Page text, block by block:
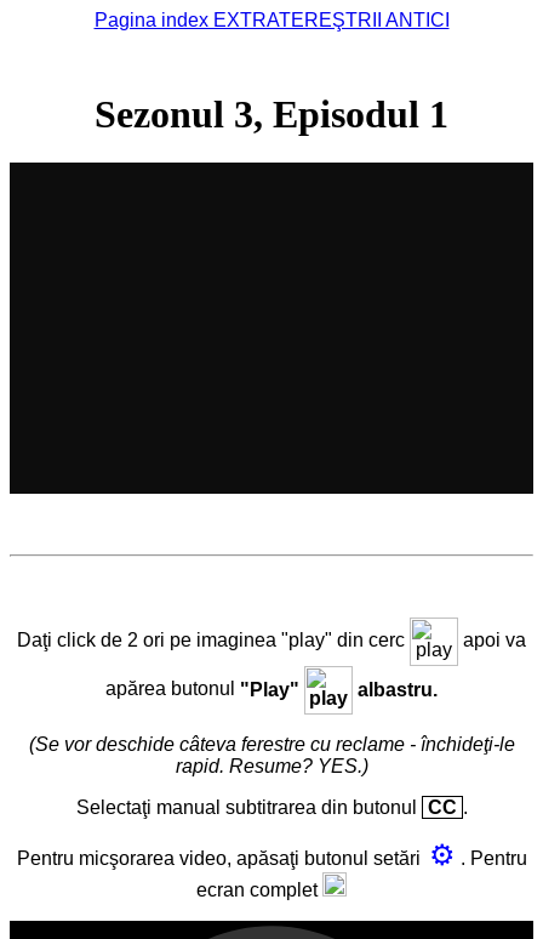
Pagina index EXTRATEREŞTRII ANTICI
Sezonul 3, Episodul 1
Daţi click de 2 ori pe imaginea "play" din cerc apoi va
apărea butonul "Play" albastru.
(Se vor deschide câteva ferestre cu reclame - închideţi-le
rapid. Resume? YES.)
Selectaţi manual subtitrarea din butonul
CC .
Pentru micşorarea video, apăsaţi butonul setări ⚙ . Pentru
ecran complet